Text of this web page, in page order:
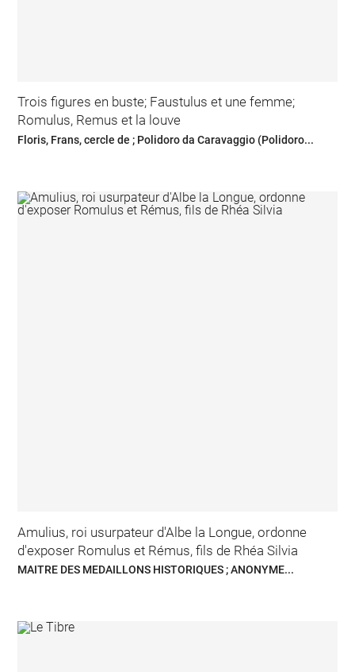
Trois figures en buste; Faustulus et une femme;
Romulus, Remus et la louve
Floris, Frans, cercle de ; Polidoro da Caravaggio (Polidoro...
Amulius, roi usurpateur d'Albe la Longue, ordonne
d'exposer Romulus et Rémus, fils de Rhéa Silvia
MAITRE DES MEDAILLONS HISTORIQUES ; ANONYME...